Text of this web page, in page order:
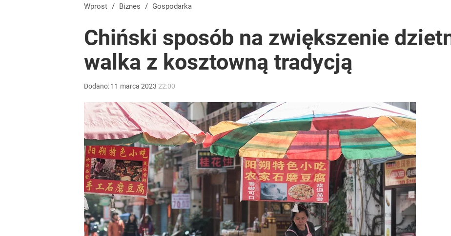
Wprost / Biznes / Gospodarka
Chiński sposób na zwiększenie
walka z kosztowną tradycją
Dodano: 11 marca 2023 22:00